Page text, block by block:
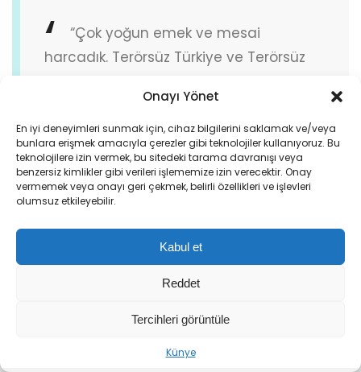
Onayı Yönet
En iyi deneyimleri sunmak için, cihaz bilgilerini saklamak ve/veya
bunlara erişmek amacıyla çerezler gibi teknolojiler kullanıyoruz. Bu
teknolojilere izin vermek, bu sitedeki tarama davranışı veya
benzersiz kimlikler gibi verileri işlememize izin verecektir. Onay
vermemek veya onayı geri çekmek, belirli özellikleri ve işlevleri
olumsuz etkileyebilir.
Kabul et
Reddet
Tercihleri görüntüle
Künye
“Çok yoğun emek ve mesai
harcadık. Terörsüz Türkiye ve Terörsüz
çok iyi izlediğimizde, yakın bölgemizde
emperyalistlerin, Siyonistlerin hangi kirli
planları, bölgeyi parçalamaya dönük
hangi şer şebekelerini devreye
soktuğunu düşündüğümüzde esasında
Türkiye’nin köklü devlet aklının bugün
siyasette, Meclis’te ve diğer alanlarda
tecelli eden siyaset aklının milletimizin
neticesi olarak ortaya çıktı. Son 10 yıla
odaklandığımızda kurallı bir dünya